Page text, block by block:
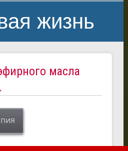
жизнь
масла